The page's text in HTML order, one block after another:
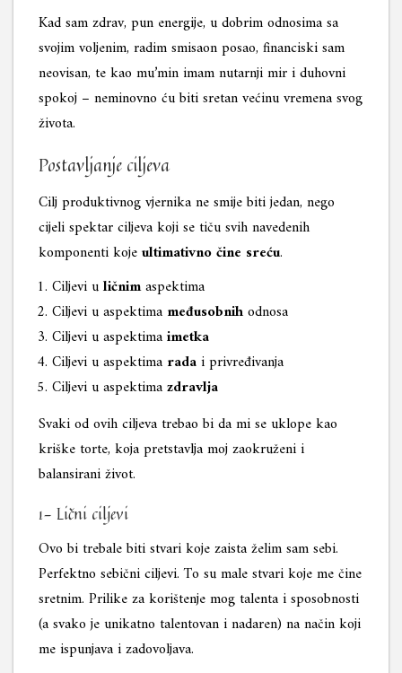
Kad sam zdrav, pun energije, u dobrim odnosima sa
svojim voljenim, radim smisaon posao, financiski sam
neovisan, te kao mu’min imam nutarnji mir i duhovni
spokoj – neminovno ću biti sretan većinu vremena svog
života.
Postavljanje ciljeva
Cilj produktivnog vjernika ne smije biti jedan, nego
cijeli spektar ciljeva koji se tiču svih navedenih
komponenti kojeultimativno čine sreću.
Ciljevi uličnimaspektima
Ciljevi u aspektima međusobnihodnosa
Ciljevi u aspektimaimetka
Ciljevi u aspektima radai privređivanja
Ciljevi u aspektimazdravlja
Svaki od ovih ciljeva trebao bi da mi se uklope kao
kriške torte, koja pretstavlja moj zaokruženi i
balansirani život.
1- Lični ciljevi
Ovo bi trebale biti stvari koje zaista želim sam sebi.
Perfektno sebični ciljevi. To su male stvari koje me čine
sretnim. Prilike za korištenje mog talenta i sposobnosti
(a svako je unikatno talentovan i nadaren) na način koji
me ispunjava i zadovoljava.